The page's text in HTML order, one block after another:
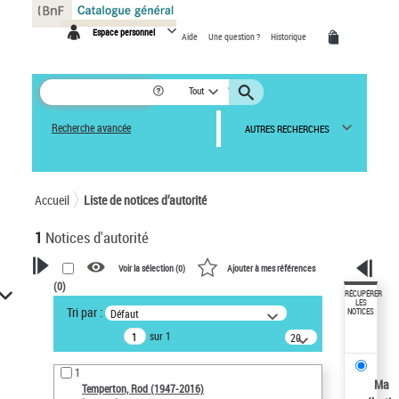
Espace personnel Aide Une question ? Historique
Tout
Recherche avancée AUTRES RECHERCHES
Accueil Liste de notices d’autorité
1 Notices d'autorité
VOTRE RECHERCHE
Recherche avancée dans les
notices d’autorité
Œuvres liées à l'auteur :
Temperton, Rod (1947-2016)
Voir la sélection (0) Ajouter à mes références
(0)
Tri par : Défaut
sur 1
20
résultats/page
1
Temperton, Rod (1947-2016)
RÉCUPÉRER
LES
NOTICES
Ma
Panneau de gestion des cookies